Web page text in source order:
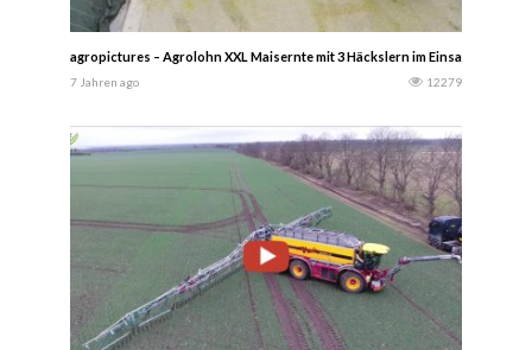
agropictures – Agrolohn XXL Maisernte mit 3 Häckslern im Einsatz ein
7 Jahren ago 12279